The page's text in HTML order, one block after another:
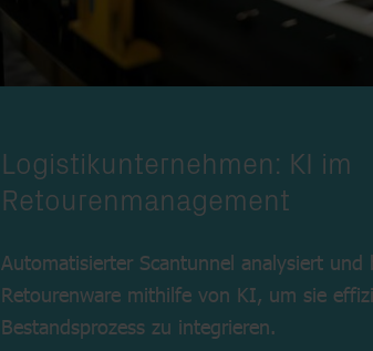
Logistikunternehmen: KI im
Retourenmanagement
Automatisierter Scantunnel analysiert und
Retourenware mithilfe von KI, um sie
Bestandsprozess zu integrieren.